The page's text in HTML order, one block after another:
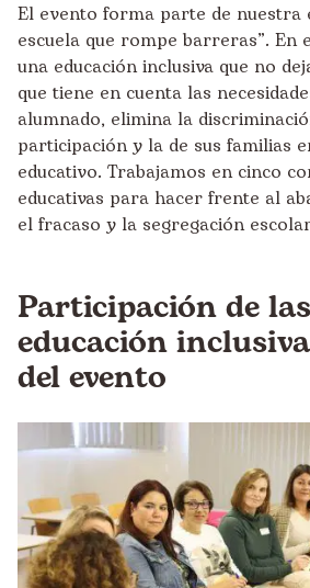
El evento forma parte de nuestra
escuela que rompe barreras”. En
una educación inclusiva que no
que tiene en cuenta las
alumnado, elimina la
participación y la de sus familias
educativo. Trabajamos en cinco
educativas para hacer frente al
el fracaso y la segregación
Participación de
educación
del evento